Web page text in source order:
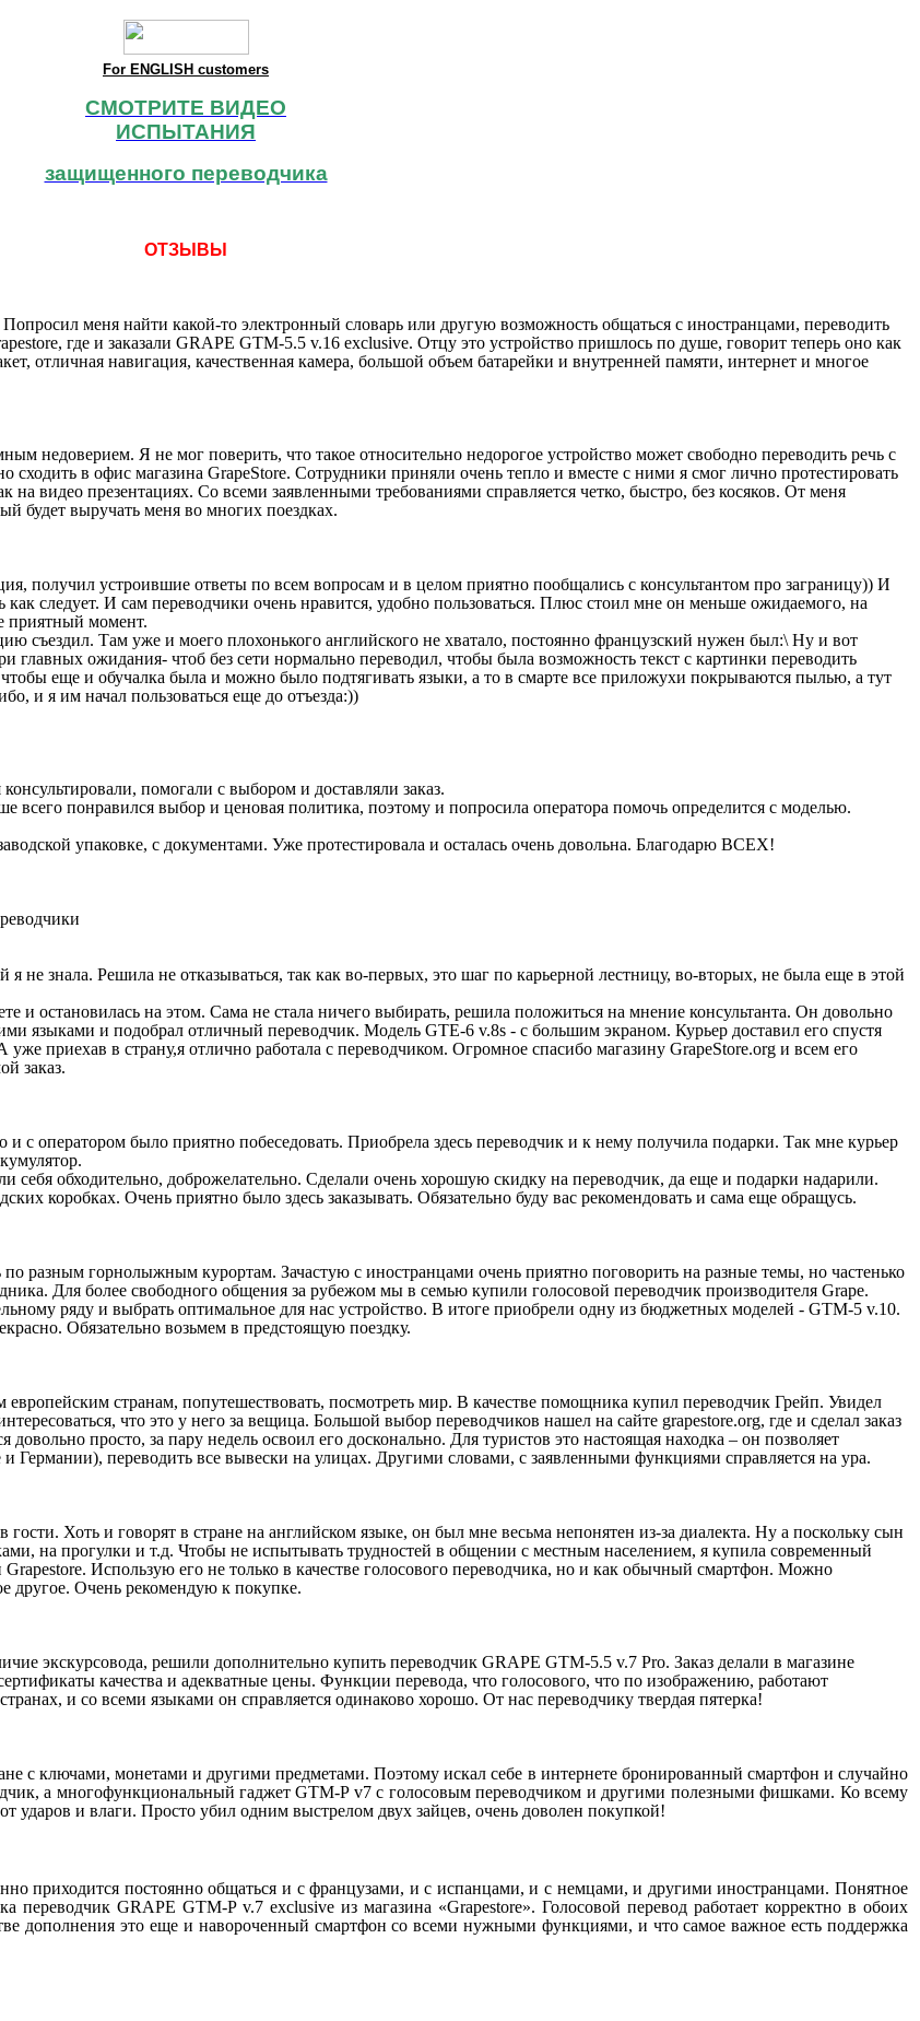
For ENGLISH customers
СМОТРИТЕ ВИДЕО
ИСПЫТАНИЯ
защищенного переводчика
ОТЗЫВЫ
меня найти какой-то электронный словарь или другую возможность общаться с иностранцами, переводить
где и заказали GRAPE GTM-5.5 v.16 exclusive. Отцу это устройство пришлось по душе, говорит теперь оно как
отличная навигация, качественная камера, большой объем батарейки и внутренней памяти, интернет и многое
недоверием. Я не мог поверить, что такое относительно недорогое устройство может свободно переводить речь с
в офис магазина GrapeStore. Сотрудники приняли очень тепло и вместе с ними я смог лично протестировать
видео презентациях. Со всеми заявленными требованиями справляется четко, быстро, без косяков. От меня
будет выручать меня во многих поездках.
получил устроившие ответы по всем вопросам и в целом приятно пообщались с консультантом про заграницу)) И
как следует. И сам переводчики очень нравится, удобно пользоваться. Плюс стоил мне он меньше ожидаемого, на
приятный момент.
съездил. Там уже и моего плохонького английского не хватало, постоянно французский нужен был:\ Ну и вот
главных ожидания- чтоб без сети нормально переводил, чтобы была возможность текст с картинки переводить
еще и обучалка была и можно было подтягивать языки, а то в смарте все приложухи покрываются пылью, а тут
и я им начал пользоваться еще до отъезда:))
помогали с выбором и доставляли заказ.
понравился выбор и ценовая политика, поэтому и попросила оператора помочь определится с моделью.
упаковке, с документами. Уже протестировала и осталась очень довольна. Благодарю ВСЕХ!
не знала. Решила не отказываться, так как во-первых, это шаг по карьерной лестницу, во-вторых, не была еще в этой
и остановилась на этом. Сама не стала ничего выбирать, решила положиться на мнение консультанта. Он довольно
языками и подобрал отличный переводчик. Модель GTE-6 v.8s - с большим экраном. Курьер доставил его спустя
приехав в страну,я отлично работала с переводчиком. Огромное спасибо магазину GrapeStore.org и всем его
заказ.
с оператором было приятно побеседовать. Приобрела здесь переводчик и к нему получила подарки. Так мне курьер
себя обходительно, доброжелательно. Сделали очень хорошую скидку на переводчик, да еще и подарки надарили.
коробках. Очень приятно было здесь заказывать. Обязательно буду вас рекомендовать и сама еще обращусь.
разным горнолыжным курортам. Зачастую с иностранцами очень приятно поговорить на разные темы, но частенько
Для более свободного общения за рубежом мы в семью купили голосовой переводчик производителя Grape.
ряду и выбрать оптимальное для нас устройство. В итоге приобрели одну из бюджетных моделей - GTM-5 v.10.
Обязательно возьмем в предстоящую поездку.
странам, попутешествовать, посмотреть мир. В качестве помощника купил переводчик Грейп. Увидел
что это у него за вещица. Большой выбор переводчиков нашел на сайте grapestore.org, где и сделал заказ
просто, за пару недель освоил его досконально. Для туристов это настоящая находка – он позволяет
Германии), переводить все вывески на улицах. Другими словами, с заявленными функциями справляется на ура.
Хоть и говорят в стране на английском языке, он был мне весьма непонятен из-за диалекта. Ну а поскольку сын
на прогулки и т.д. Чтобы не испытывать трудностей в общении с местным населением, я купила современный
Использую его не только в качестве голосового переводчика, но и как обычный смартфон. Можно
другое. Очень рекомендую к покупке.
экскурсовода, решили дополнительно купить переводчик GRAPE GTM-5.5 v.7 Pro. Заказ делали в магазине
качества и адекватные цены. Функции перевода, что голосового, что по изображению, работают
и со всеми языками он справляется одинаково хорошо. От нас переводчику твердая пятерка!
с ключами, монетами и другими предметами. Поэтому искал себе в интернете бронированный смартфон и случайно
а многофункциональный гаджет GTM-P v7 с голосовым переводчиком и другими полезными фишками. Ко всему
и влаги. Просто убил одним выстрелом двух зайцев, очень доволен покупкой!
приходится постоянно общаться и с французами, и с испанцами, и с немцами, и другими иностранцами. Понятное
GRAPE GTM-P v.7 exclusive из магазина «Grapestore». Голосовой перевод работает корректно в обоих
дополнения это еще и навороченный смартфон со всеми нужными функциями, и что самое важное есть поддержка